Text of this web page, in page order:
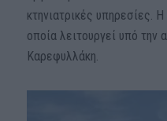
κτηνιατρικές υπηρεσίες.
οποία λειτουργεί υπό την
Καρεφυλλάκη.